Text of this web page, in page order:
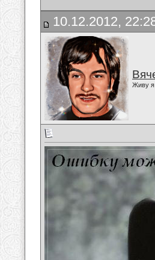
10.12.2012,
Живу я